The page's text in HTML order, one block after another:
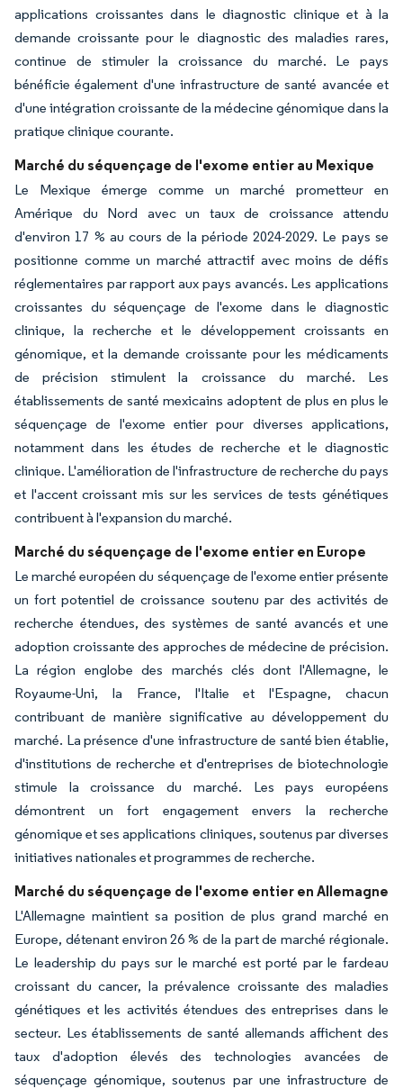
applications croissantes dans le diagnostic clinique et à la
demande croissante pour le diagnostic des maladies rares,
continue de stimuler la croissance du marché. Le pays
bénéficie également d'une infrastructure de santé avancée et
d'une intégration croissante de la médecine génomique dans la
pratique clinique courante.
Marché du séquençage de l'exome entier au Mexique
Le Mexique émerge comme un marché prometteur en
Amérique du Nord avec un taux de croissance attendu
d'environ 17 % au cours de la période 2024-2029. Le pays se
positionne comme un marché attractif avec moins de défis
réglementaires par rapport aux pays avancés. Les applications
croissantes du séquençage de l'exome dans le diagnostic
clinique, la recherche et le développement croissants en
génomique, et la demande croissante pour les médicaments
de précision stimulent la croissance du marché. Les
établissements de santé mexicains adoptent de plus en plus le
séquençage de l'exome entier pour diverses applications,
notamment dans les études de recherche et le diagnostic
clinique. L'amélioration de l'infrastructure de recherche du pays
et l'accent croissant mis sur les services de tests génétiques
contribuent à l'expansion du marché.
Marché du séquençage de l'exome entier en Europe
Le marché européen du séquençage de l'exome entier présente
un fort potentiel de croissance soutenu par des activités de
recherche étendues, des systèmes de santé avancés et une
adoption croissante des approches de médecine de précision.
La région englobe des marchés clés dont l'Allemagne, le
Royaume-Uni, la France, l'Italie et l'Espagne, chacun
contribuant de manière significative au développement du
marché. La présence d'une infrastructure de santé bien établie,
d'institutions de recherche et d'entreprises de biotechnologie
stimule la croissance du marché. Les pays européens
démontrent un fort engagement envers la recherche
génomique et ses applications cliniques, soutenus par diverses
initiatives nationales et programmes de recherche.
Marché du séquençage de l'exome entier en Allemagne
L'Allemagne maintient sa position de plus grand marché en
Europe, détenant environ 26 % de la part de marché régionale.
Le leadership du pays sur le marché est porté par le fardeau
croissant du cancer, la prévalence croissante des maladies
génétiques et les activités étendues des entreprises dans le
secteur. Les établissements de santé allemands affichent des
taux d'adoption élevés des technologies avancées de
séquençage génomique, soutenus par une infrastructure de